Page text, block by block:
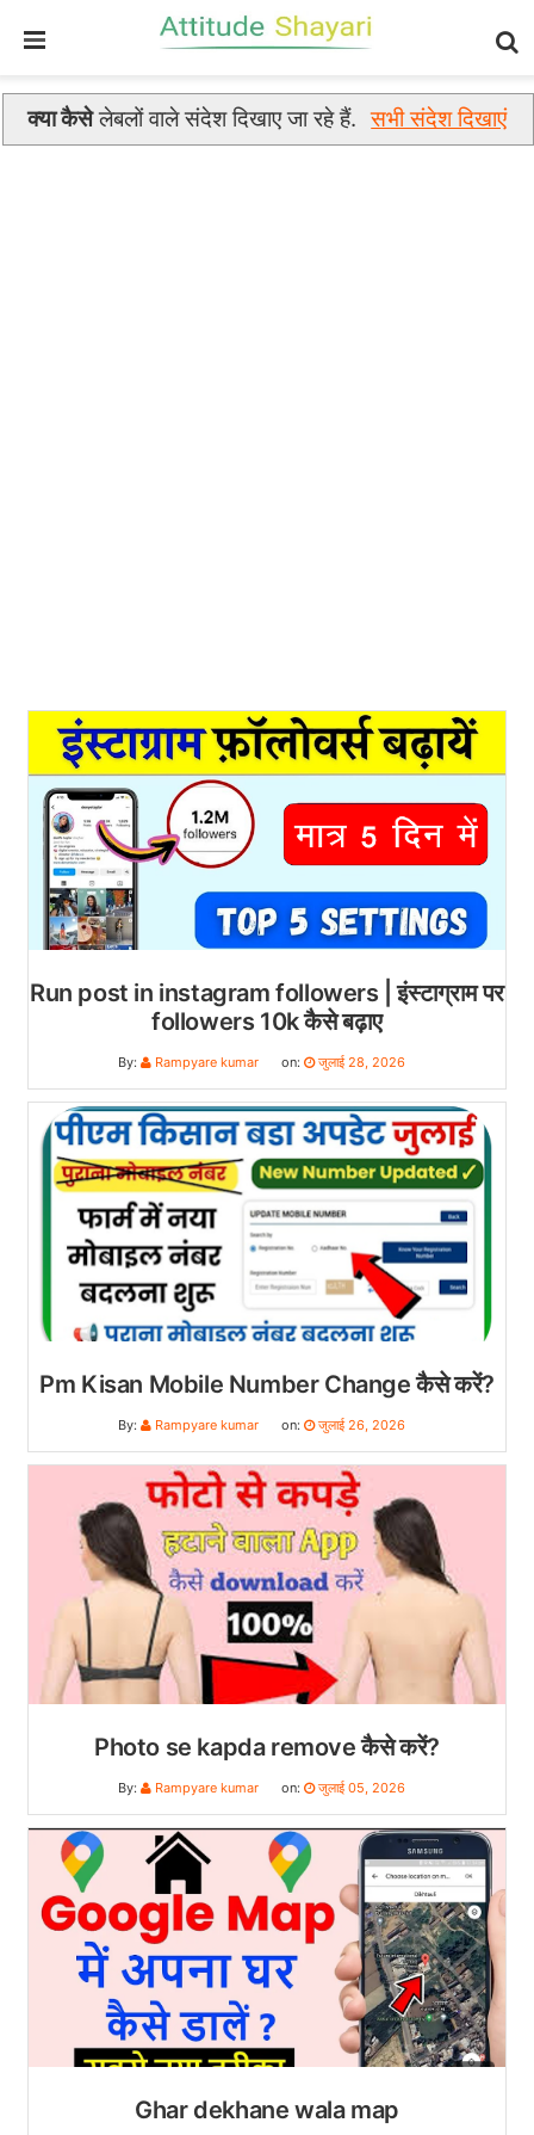
क्या कैसेलेबलों वाले संदेश दिखाए जा रहे हैं. सभी संदेश दिखाएं
Run post in instagram followers | इंस्टाग्राम पर
followers 10k कैसे बढ़ाए
By: Rampyare kumar on: जुलाई 28, 2026
Pm Kisan Mobile Number Change कैसे करें?
By: Rampyare kumar on: जुलाई 26, 2026
Photo se kapda remove कैसे करें?
By: Rampyare kumar on: जुलाई 05, 2026
Ghar dekhane wala map